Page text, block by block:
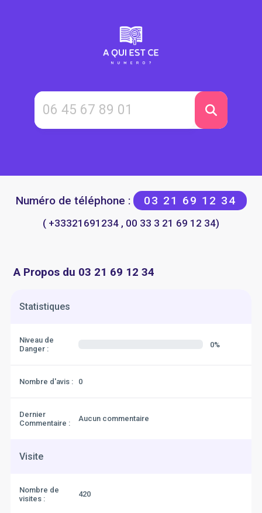
Numéro de téléphone : 03 21 69 12 34
( +33321691234 , 00 33 3 21 69 12 34)
A Propos du 03 21 69 12 34
Statistiques
Niveau de
Danger :
0%
Nombre d'avis : 0
Dernier
Commentaire :
Aucun commentaire
Visite
Nombre de
visites :
420